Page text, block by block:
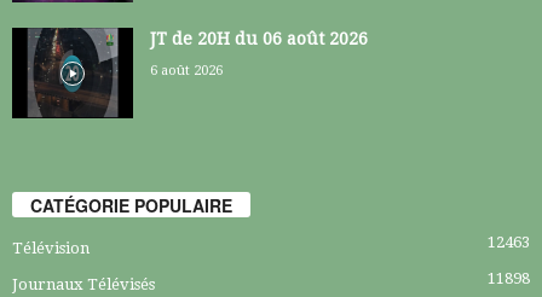
JT de 20H du 06 août 2026
6 août 2026
CATÉGORIE POPULAIRE
Télévision 12463
Journaux Télévisés 11898